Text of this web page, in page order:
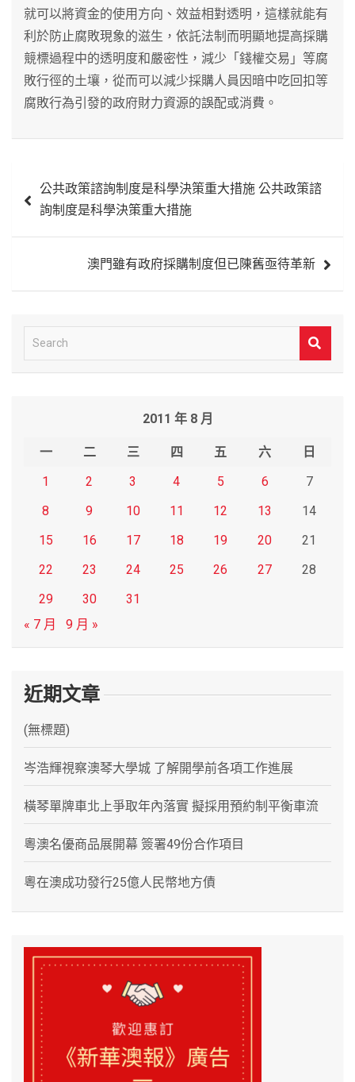
就可以將資金的使用方向、效益相對透明，這樣就能有
利於防止腐敗現象的滋生，依託法制而明顯地提高採購
競標過程中的透明度和嚴密性，減少「錢權交易」等腐
敗行徑的土壤，從而可以減少採購人員因暗中吃回扣等
腐敗行為引發的政府財力資源的誤配或消費。
章 公共政策諮詢制度是科學決策重大措施 公共政策諮
詢制度是科學決策重大措施
澳門雖有政府採購制度但已陳舊亟待革新
e
2011 年 8 月
一 二 三 四 五 六
日
1
2 3 4 5 6
7
8
9 10 11 12 13
14
15
16 17 18 19 20
21
22
23 24 25 26 27
28
29
30
31
« 7 月
9 月 »
近期文章
(無標題)
岑浩輝視察澳琴大學城 了解開學前各項工作進展
橫琴單牌車北上爭取年內落實 擬採用預約制平衡車流
粵澳名優商品展開幕 簽署49份合作項目
粵在澳成功發行25億人民幣地方債